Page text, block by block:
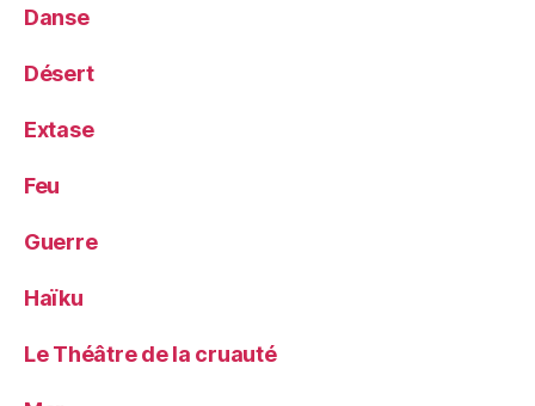
Danse
Désert
Extase
Feu
Guerre
Haïku
Le Théâtre de la cruauté